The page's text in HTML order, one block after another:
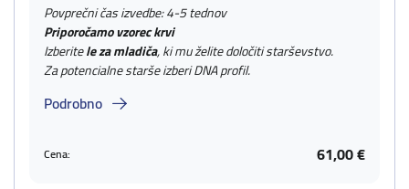
Povprečni čas izvedbe: 4-5 tednov
Priporočamo vzorec krvi
Izberitele za mladiča, ki mu želite določiti starševstvo.
Za potencialne starše izberi DNA profil.
Podrobno
Cena: 61,00 €